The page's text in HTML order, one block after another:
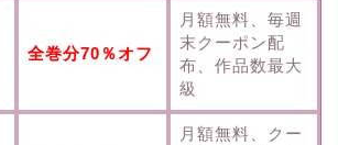
全巻分70％オフ
月額無料、毎週
末クーポン配
布、作品数最大
級
月額無料、クー